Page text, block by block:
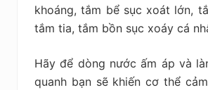
khoáng, tắm bể sục xoát lớn,
tắm tia, tắm bồn sục xoáy cá
Hãy để dòng nước ấm áp và
quanh bạn sẽ khiến cơ thể